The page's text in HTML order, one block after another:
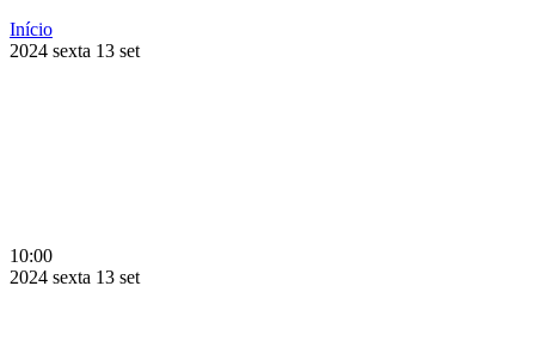
Início
2024 sexta 13 set
10:00
2024 sexta 13 set